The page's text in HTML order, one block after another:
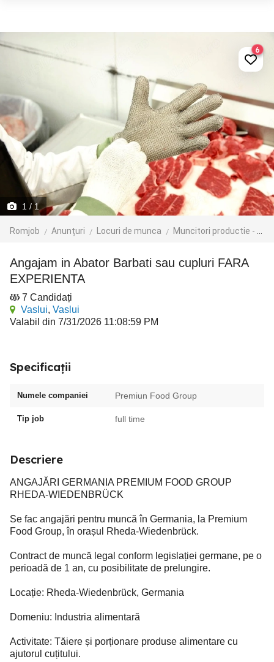
1 / 1
Romjob Anunțuri Locuri de munca Muncitori productie - depozit - logistica
6
Angajam in Abator Barbati sau cupluri FARA
EXPERIENTA
7 Candidați
Vaslui, Vaslui
Valabil din 7/31/2026 11:08:59 PM
Specificații
Numele companiei Premiun Food Group
Tip job full time
Descriere
ANGAJĂRI GERMANIA PREMIUM FOOD GROUP
RHEDA-WIEDENBRÜCK
Se fac angajări pentru muncă în Germania, la Premium
Food Group, în orașul Rheda-Wiedenbrück.
Contract de muncă legal conform legislației germane, pe o
perioadă de 1 an, cu posibilitate de prelungire.
Locație: Rheda-Wiedenbrück, Germania
Domeniu: Industria alimentară
Activitate: Tăiere și porționare produse alimentare cu
ajutorul cuțitului.